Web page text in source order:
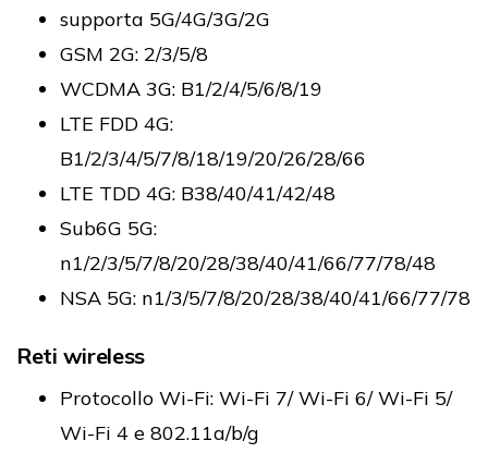
supporta 5G/4G/3G/2G
GSM 2G: 2/3/5/8
WCDMA 3G: B1/2/4/5/6/8/19
LTE FDD 4G:
B1/2/3/4/5/7/8/18/19/20/26/28/66
LTE TDD 4G: B38/40/41/42/48
Sub6G 5G:
n1/2/3/5/7/8/20/28/38/40/41/66/77/78/48
NSA 5G: n1/3/5/7/8/20/28/38/40/41/66/77/78
Reti wireless
Protocollo Wi-Fi: Wi-Fi 7/ Wi-Fi 6/ Wi-Fi 5/
Wi-Fi 4 e 802.11a/b/g